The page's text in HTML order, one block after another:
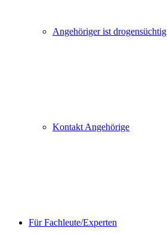
Angehöriger ist drogensüchtig
Kontakt Angehörige
Für Fachleute/Experten